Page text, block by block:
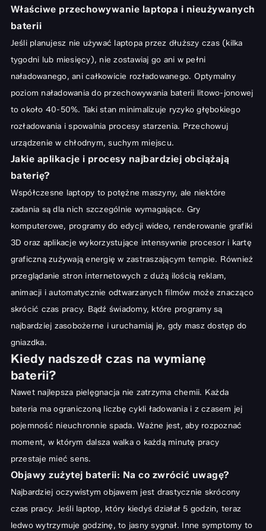
Właściwe przechowywanie laptopa i nieużywanych
baterii
Jeśli planujesz nie używać laptopa przez dłuższy czas (kilka
tygodni lub miesięcy), nie zostawiaj go ani w pełni
naładowanego, ani całkowicie rozładowanego. Optymalny
poziom naładowania do przechowywania baterii litowo-jonowej
to około 40-50%. Taki stan minimalizuje ryzyko głębokiego
rozładowania i spowalnia procesy starzenia. Przechowuj
urządzenie w chłodnym, suchym miejscu.
Jakie aplikacje i procesy najbardziej obciążają
baterię?
Współczesne laptopy to potężne maszyny, ale niektóre
zadania są dla nich szczególnie wymagające. Gry
komputerowe, programy do edycji wideo, renderowanie grafiki
3D oraz aplikacje wykorzystujące intensywnie procesor i kartę
graficzną zużywają energię w zastraszającym tempie. Również
przeglądanie stron internetowych z dużą ilością reklam,
animacji i automatycznie odtwarzanych filmów może znacząco
skrócić czas pracy. Bądź świadomy, które programy są
najbardziej zasobożerne i uruchamiaj je, gdy masz dostęp do
gniazdka.
Kiedy nadszedł czas na wymianę
baterii?
Nawet najlepsza pielęgnacja nie zatrzyma chemii. Każda
bateria ma ograniczoną liczbę cykli ładowania i z czasem jej
pojemność nieuchronnie spada. Ważne jest, aby rozpoznać
moment, w którym dalsza walka o każdą minutę pracy
przestaje mieć sens.
Objawy zużytej baterii: Na co zwrócić uwagę?
Najbardziej oczywistym objawem jest drastycznie skrócony
czas pracy. Jeśli laptop, który kiedyś działał 5 godzin, teraz
ledwo wytrzymuje godzinę, to jasny sygnał. Inne symptomy to